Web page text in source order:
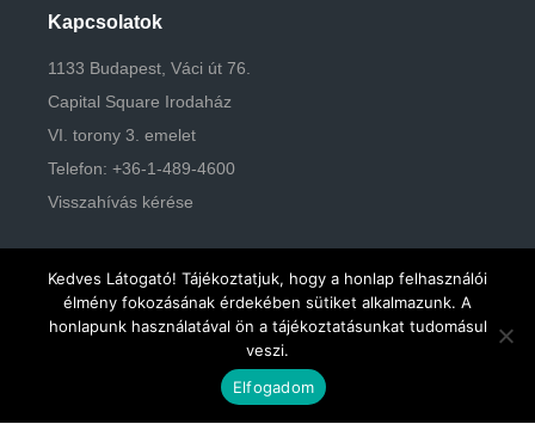
Kapcsolatok
1133 Budapest, Váci út 76.
Capital Square Irodaház
VI. torony 3. emelet
Telefon: +36-1-489-4600
Visszahívás kérése
© Novell Magyarország Kft. 2026
Kedves Látogató! Tájékoztatjuk, hogy a honlap felhasználói
élmény fokozásának érdekében sütiket alkalmazunk. A
honlapunk használatával ön a tájékoztatásunkat tudomásul
veszi.
Elfogadom